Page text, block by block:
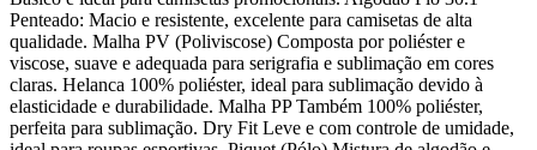
Penteado: Macio e resistente, excelente para camisetas de alta
qualidade. Malha PV (Poliviscose) Composta por poliéster e
viscose, suave e adequada para serigrafia e sublimação em cores
claras. Helanca 100% poliéster, ideal para sublimação devido à
elasticidade e durabilidade. Malha PP Também 100% poliéster,
perfeita para sublimação. Dry Fit Leve e com controle de umidade,